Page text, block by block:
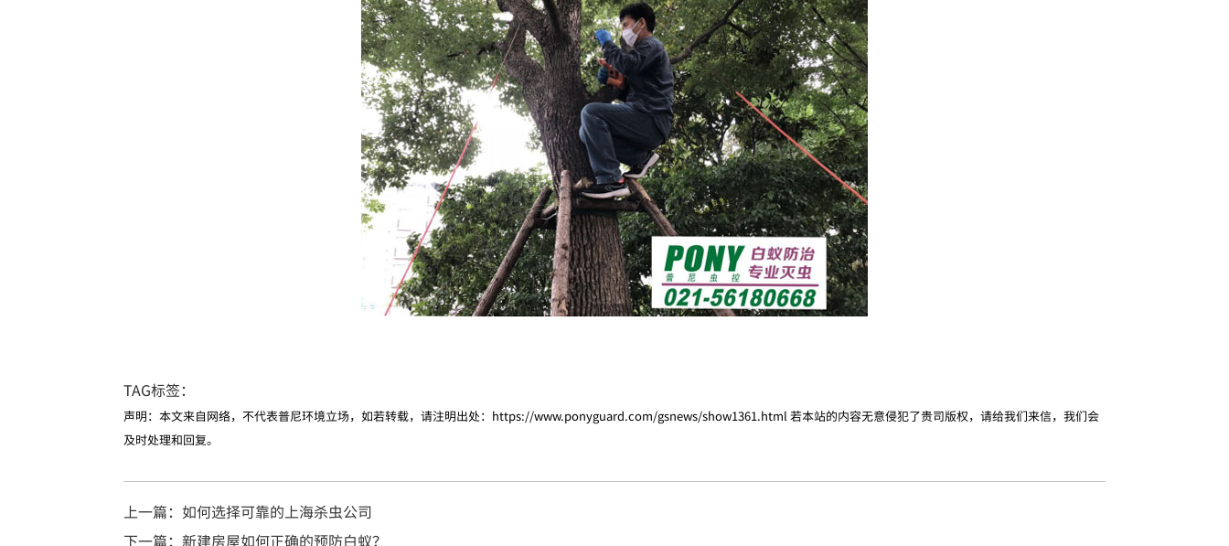
TAG标签：
声明：本文来自网络，不代表普尼环境立场，如若转载，请注明出处： https://www.ponyguard.com/gsnews/show1361.html 若本站的内容无意侵犯了贵司版权，请给我们来信，我们会
及时处理和回复。
上一篇：如何选择可靠的上海杀虫公司
下一篇：新建房屋如何正确的预防白蚁？